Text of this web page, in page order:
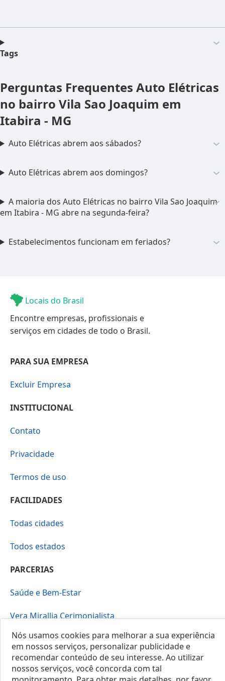
Tags
Perguntas Frequentes Auto Elétricas
no bairro Vila Sao Joaquim em
Itabira - MG
Auto Elétricas abrem aos sábados?
Auto Elétricas abrem aos domingos?
A maioria dos Auto Elétricas no bairro Vila Sao Joaquim
em Itabira - MG abre na segunda-feira?
Estabelecimentos funcionam em feriados?
Locais do Brasil
Encontre empresas, profissionais e
serviços em cidades de todo o Brasil.
PARA SUA EMPRESA
Excluir Empresa
INSTITUCIONAL
Contato
Privacidade
Termos de uso
FACILIDADES
Todas cidades
Todos estados
PARCERIAS
Saúde e Bem-Estar
Vera Mirallia Cerimonialista
Nós usamos cookies para melhorar a sua experiência
em nossos serviços, personalizar publicidade e
recomendar conteúdo de seu interesse. Ao utilizar
nossos serviços, você concorda com tal